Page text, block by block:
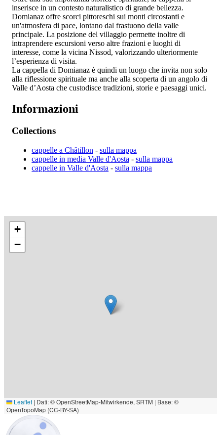
inserisce in un contesto naturalistico di grande bellezza.
Domianaz offre scorci pittoreschi sui monti circostanti e
un'atmosfera di pace, lontano dal frastuono della valle
principale. La posizione del villaggio permette inoltre di
intraprendere escursioni verso altre frazioni e luoghi di
interesse, come la vicina Nissod, valorizzando ulteriormente
l’esperienza di visita.
La cappella di Domianaz è quindi un luogo che invita non solo
alla riflessione spirituale ma anche alla scoperta di un angolo di
Valle d’Aosta che custodisce tradizioni, storie e paesaggi unici.
Informazioni
Collections
cappelle a Châtillon - sulla mappa
cappelle in media Valle d'Aosta - sulla mappa
cappelle in Valle d'Aosta - sulla mappa
+
−
Leaflet | Dati: © OpenStreetMap-Mitwirkende, SRTM | Base: ©
OpenTopoMap (CC-BY-SA)